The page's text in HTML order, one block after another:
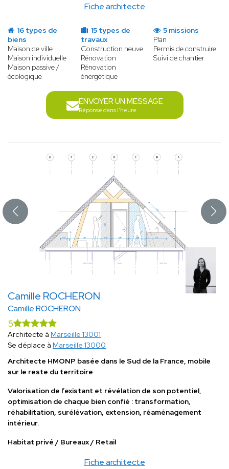
Fiche architecte
16 types de
biens
Maison de ville
Maison individuelle
Maison passive /
écologique
15 types de
travaux
Construction neuve
Rénovation
Rénovation
énergétique
5 missions
Plan
Permis de construire
Suivi de chantier
ENVOYER UN MESSAGE
Réponse dans l'heure
Camille ROCHERON
Camille ROCHERON
Fiche architecte
5
Architecte à Marseille 13001
Se déplace à Marseille 13000
Architecte HMONP basée dans le Sud de la France, mobile
sur le reste du territoire
Valorisation de l’existant et révélation de son potentiel,
optimisation de chaque bien confié : transformation,
réhabilitation, surélévation, extension, réaménagement
intérieur.
Habitat privé / Bureaux / Retail